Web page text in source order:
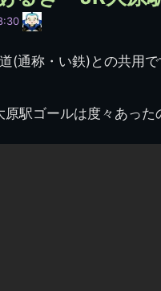
会員・役員名簿
年間行事
生実移転の歴史
財団法人千工会
サ
イ
管
理
(通称・い鉄)との共用
ゴールは度々あった